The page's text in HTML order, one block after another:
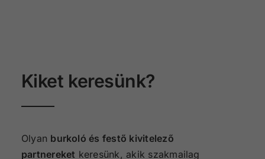
Kiket keresünk?
Olyan burkoló és festő kivitelező
partnereket keresünk, akik szakmailag